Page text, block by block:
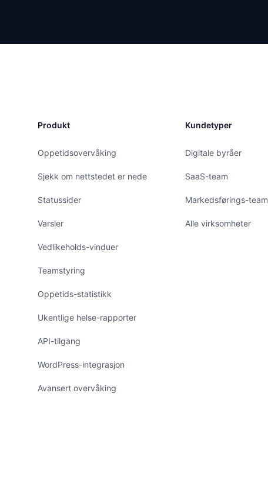
Produkt
Oppetidsovervåking
Sjekk om nettstedet er nede
Statussider
Varsler
Vedlikeholds-vinduer
Teamstyring
Oppetids-statistikk
Ukentlige helse-rapporter
API-tilgang
WordPress-integrasjon
Avansert overvåking
Kundetyper
Digitale byråer
SaaS-team
Markedsførings-team
Alle virksomheter